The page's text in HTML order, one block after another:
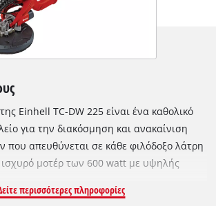
Einhell TC-DW 225 είναι ένα καθολικό
για την διακόσμηση και ανακαίνιση
που απευθύνεται σε κάθε φιλόδοξο λάτρη
μοτέρ των 600 watt με υψηλής
τοίχους και οροφές καθώς και
περισσότερες πληροφορίες